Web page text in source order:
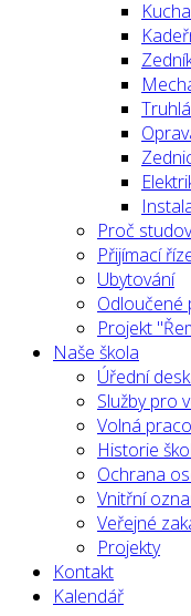
Proč
Přijímací
Ubytování
Odloučené
Projekt
Naše škola
Úřední
Služby pro
Volná
Historie
Ochrana
Vnitřní
Veřejné
Projekty
Kontakt
Kalendář